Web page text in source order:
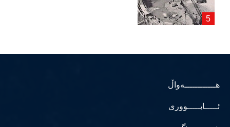
هــــــــــــەواڵ
ئـــــابـــــووری